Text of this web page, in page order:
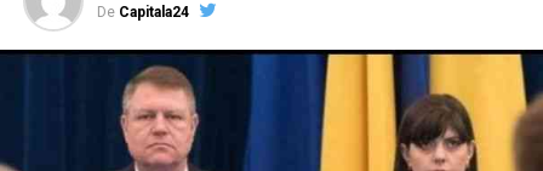
De Capitala24